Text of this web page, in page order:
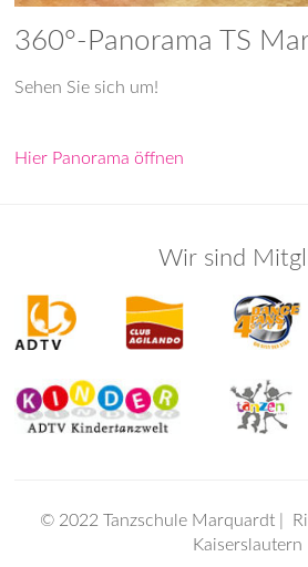
360°-Panorama TS
Sehen Sie sich um!
Hier Panorama öffnen
Wir sind
© 2022 Tanzschule Marquardt |
Kaiserslautern